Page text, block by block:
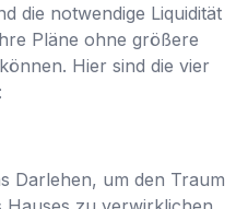
die notwendige Liquidität
Pläne ohne größere
Hier sind die vier
Darlehen, um den Traum